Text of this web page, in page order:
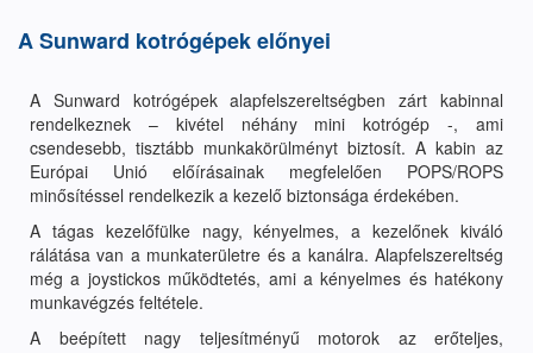
A Sunward kotrógépek előnyei
A Sunward kotrógépek alapfelszereltségben zárt kabinnal
rendelkeznek – kivétel néhány mini kotrógép -, ami
csendesebb, tisztább munkakörülményt biztosít. A kabin az
Európai Unió előírásainak megfelelően POPS/ROPS
minősítéssel rendelkezik a kezelő biztonsága érdekében.
A tágas kezelőfülke nagy, kényelmes, a kezelőnek kiváló
rálátása van a munkaterületre és a kanálra. Alapfelszereltség
még a joystickos működtetés, ami a kényelmes és hatékony
munkavégzés feltétele.
A beépített nagy teljesítményű motorok az erőteljes,